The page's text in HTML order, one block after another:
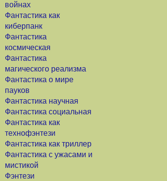
войнах
Фантастика как
киберпанк
Фантастика
космическая
Фантастика
магического реализма
Фантастика о мире
пауков
Фантастика научная
Фантастика социальная
Фантастика как
технофэнтези
Фантастика как триллер
Фантастика с ужасами и
мистикой
Фэнтези